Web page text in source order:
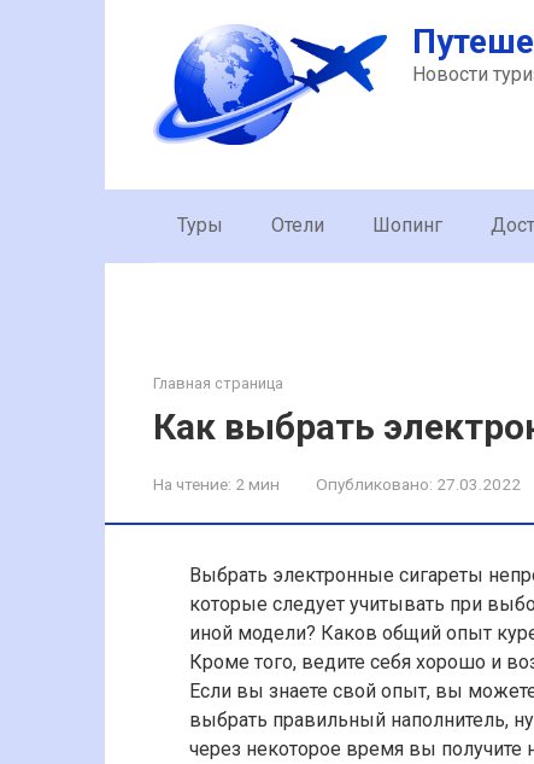
Новости
Туры Отели Шопинг
Главная страница
Как выбрать
На чтение: 2 мин Опубликовано: 27.03.2022
Выбрать электронные сигареты
которые следует учитывать при
иной модели? Каков общий опыт
Кроме того, ведите себя хорошо и
Если вы знаете свой опыт, вы
выбрать правильный наполнитель,
через некоторое время вы